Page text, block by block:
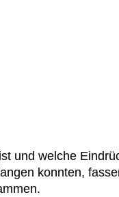
und welche
konnten,